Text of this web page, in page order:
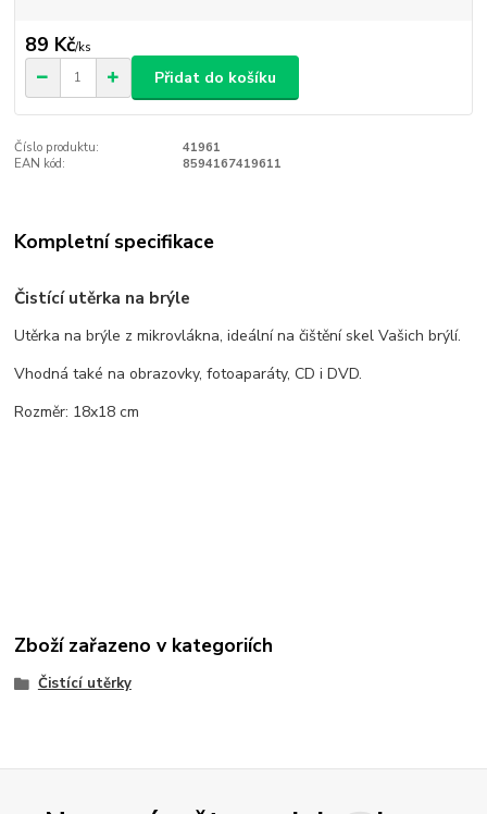
89 Kč/ks
Přidat do košíku
Číslo produktu:
41961
EAN kód:
8594167419611
Kompletní specifikace
Čistící utěrka na brýle
Utěrka na brýle z mikrovlákna, ideální na čištění skel Vašich brýlí.
Vhodná také na obrazovky, fotoaparáty, CD i DVD.
Rozměr: 18x18 cm
Zboží zařazeno v kategoriích
Čistící utěrky